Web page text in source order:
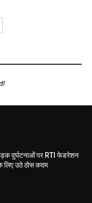
दुर्घटनाओं पर RTI फेडरेशन
लिए उठे ठोस कदम